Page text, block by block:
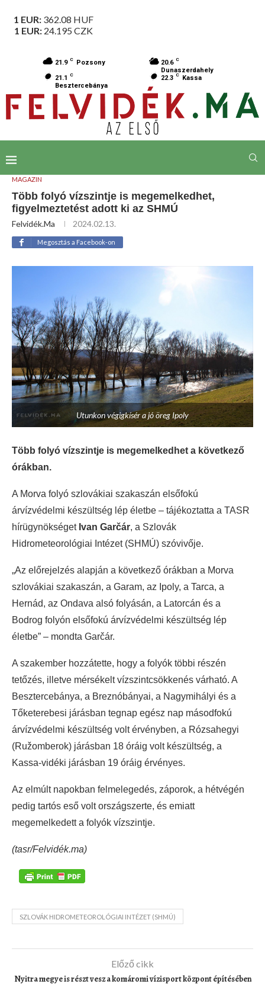
1 EUR: 362.08 HUF
1 EUR: 24.195 CZK
21.9 C Pozsony 20.6 C
Dunaszerdahely
21.1 C
Besztercebánya
22.3 C Kassa
MAGAZIN
Több folyó vízszintje is megemelkedhet,
figyelmeztetést adott ki az SHMÚ
Felvidék.ma 2024.02.13.
Megosztás a Facebook-on
Utunkon végigkísér a jó öreg Ipoly
Több folyó vízszintje is megemelkedhet a következő
órákban.
A Morva folyó szlovákiai szakaszán elsőfokú
árvízvédelmi készültség lép életbe – tájékoztatta a TASR
hírügynökséget Ivan Garčár, a Szlovák
Hidrometeorológiai Intézet (SHMÚ) szóvivője.
„Az előrejelzés alapján a következő órákban a Morva
szlovákiai szakaszán, a Garam, az Ipoly, a Tarca, a
Hernád, az Ondava alsó folyásán, a Latorcán és a
Bodrog folyón elsőfokú árvízvédelmi készültség lép
életbe” – mondta Garčár.
A szakember hozzátette, hogy a folyók többi részén
tetőzés, illetve mérsékelt vízszintcsökkenés várható. A
Besztercebánya, a Breznóbányai, a Nagymihályi és a
Tőketerebesi járásban tegnap egész nap másodfokú
árvízvédelmi készültség volt érvényben, a Rózsahegyi
(Ružomberok) járásban 18 óráig volt készültség, a
Kassa-vidéki járásban 19 óráig érvényes.
Az elmúlt napokban felmelegedés, záporok, a hétvégén
pedig tartós eső volt országszerte, és emiatt
megemelkedett a folyók vízszintje.
(tasr/Felvidék.ma)
SZLOVÁK HIDROMETEOROLÓGIAI INTÉZET (SHMÚ)
Előző cikk
Nyitra megye is részt vesz a komáromi vízisport központ építésében